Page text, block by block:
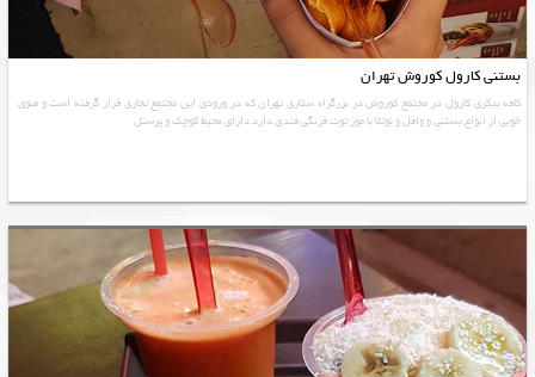
بستنی کارول کوروش تهران
کافه بیکری کارول در مجتمع کوروش در بزرگراه ستاری تهران که در ورودی این مجتمع تجاری قرار گرفته است و منوی
خوبی از انواع بستنی و وافل و نوتلا با موز توت فرنگی فندق دارد دارای محیط کوچک و پرسنل